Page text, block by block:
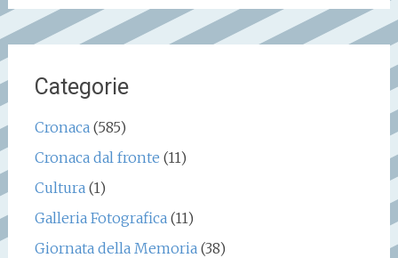
Categorie
Cronaca(585)
Cronaca dal fronte (11)
Cultura(1)
Galleria Fotografica(11)
Giornata della Memoria(38)